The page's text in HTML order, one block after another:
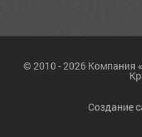
© 2010 - 2026 Компания
Создание